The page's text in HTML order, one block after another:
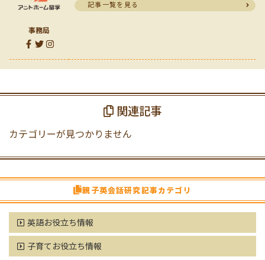
事務局
記事一覧を見る
関連記事
カテゴリーが見つかりません
親子英会話研究記事カテゴリ
英語お役立ち情報
子育てお役立ち情報